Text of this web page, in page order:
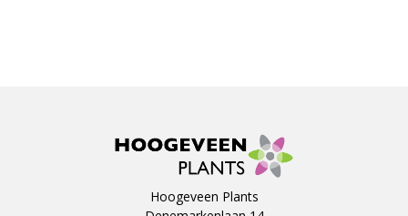
Hoogeveen Plants